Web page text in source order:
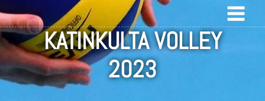
KATINKULTA VOLLEY
2023